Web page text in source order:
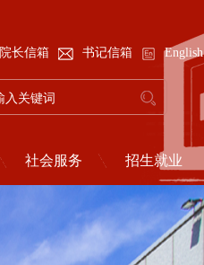
院长信箱 书记信箱 English
社会服务 招生就业